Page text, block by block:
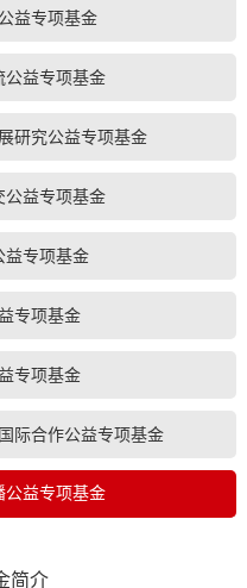
益专项基金
公益专项基金
研究公益专项基金
公益专项基金
益专项基金
专项基金
专项基金
际合作公益专项基金
公益专项基金
简介